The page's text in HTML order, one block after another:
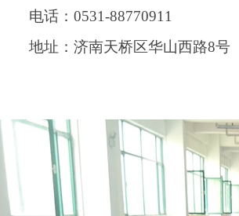
电话： 0531-88770911
地址：济南天桥区华山西路8号